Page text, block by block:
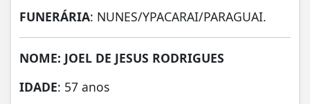
FUNERÁRIA: NUNES/YPACARAI/PARAGUAI.
NOME: JOEL DE JESUS RODRIGUES
IDADE: 57 anos